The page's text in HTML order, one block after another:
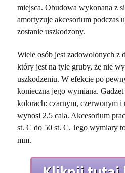
miejsca. Obudowa wykonana z
amortyzuje akcesorium podczas
zostanie uszkodzony.
Wiele osób jest zadowolonych z
który jest na tyle gruby, że nie
uszkodzeniu. W efekcie po
konieczna jego wymiana.
kolorach: czarnym, czerwonym i
wynosi 2,5 cala. Akcesorium
st. C do 50 st. C. Jego wymiary
mm.